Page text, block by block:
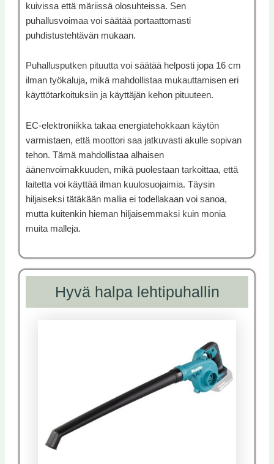
kuivissa että märiissä olosuhteissa. Sen
puhallusvoimaa voi säätää portaattomasti
puhdistustehtävän mukaan.
Puhallusputken pituutta voi säätää helposti jopa 16 cm
ilman työkaluja, mikä mahdollistaa mukauttamisen eri
käyttötarkoituksiin ja käyttäjän kehon pituuteen.
EC-elektroniikka takaa energiatehokkaan käytön
varmistaen, että moottori saa jatkuvasti akulle sopivan
tehon. Tämä mahdollistaa alhaisen
äänenvoimakkuuden, mikä puolestaan tarkoittaa, että
laitetta voi käyttää ilman kuulosuojaimia. Täysin
hiljaiseksi tätäkään mallia ei todellakaan voi sanoa,
mutta kuitenkin hieman hiljaisemmaksi kuin monia
muita malleja.
Hyvä halpa lehtipuhallin